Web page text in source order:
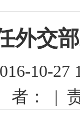
外交
10-27
者：
|